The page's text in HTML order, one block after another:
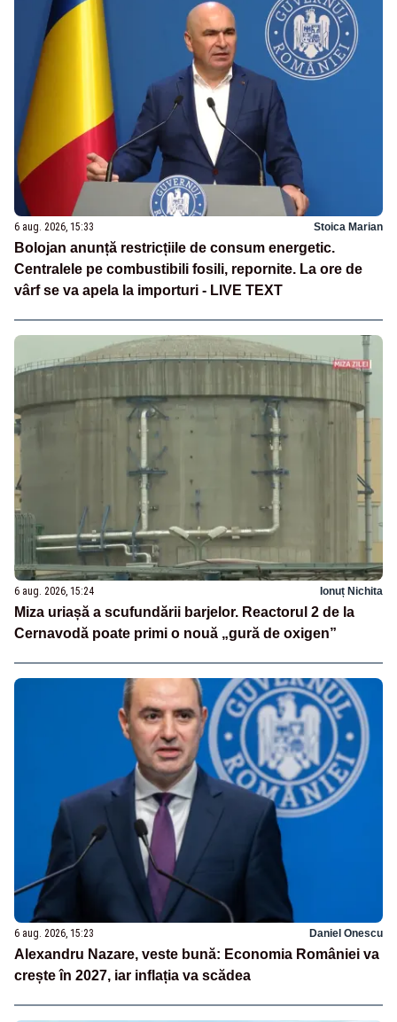
6 aug. 2026, 15:33 Stoica Marian
Bolojan anunță restricțiile de consum energetic.
Centralele pe combustibili fosili, repornite. La ore de
vârf se va apela la importuri - LIVE TEXT
6 aug. 2026, 15:24 Ionuț Nichita
Miza uriașă a scufundării barjelor. Reactorul 2 de la
Cernavodă poate primi o nouă „gură de oxigen”
6 aug. 2026, 15:23 Daniel Onescu
Alexandru Nazare, veste bună: Economia României va
crește în 2027, iar inflația va scădea